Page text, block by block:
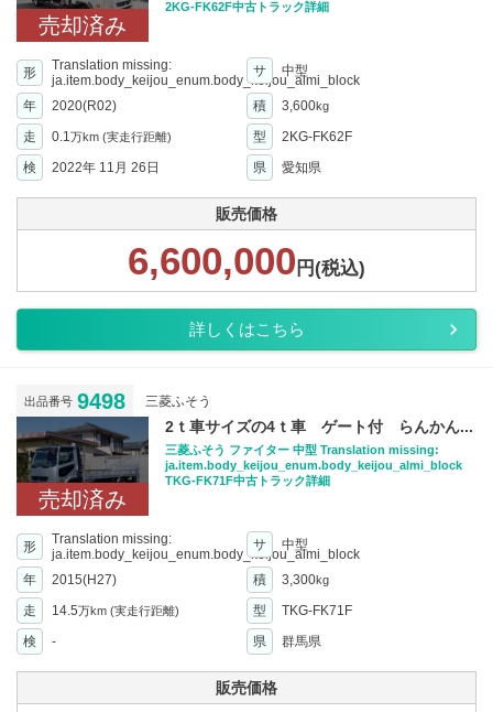
売却済み
2KG-FK62F中古トラック詳細
形
Translation missing:
ja.item.body_keijou_enum.body_keijou_almi_block
サ 中型
年 2020(R02) 積 3,600kg
走 0.1万km (実走行距離) 型
2KG-FK62F
検
2022年 11月 26日 県 愛知県
販売価格
6,600,000 円(税込)
詳しくはこちら
出品番号 9498 三菱ふそう
売却済み
2ｔ車サイズの4ｔ車 ゲート付 らんかん...
三菱ふそう ファイター 中型 Translation missing:
ja.item.body_keijou_enum.body_keijou_almi_block
TKG-FK71F中古トラック詳細
形
Translation missing:
ja.item.body_keijou_enum.body_keijou_almi_block
サ 中型
年 2015(H27) 積 3,300kg
走 14.5万km (実走行距離) 型
TKG-FK71F
検
- 県 群馬県
販売価格